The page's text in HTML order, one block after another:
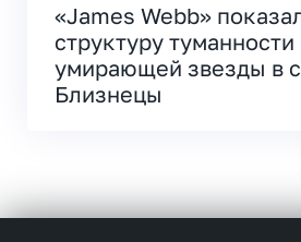
«James Webb»
структуру туманности
умирающей звезды в
Близнецы